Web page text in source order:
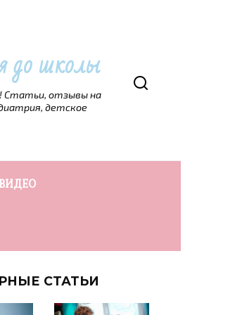
до школы
Статьи, отзывы на
детское
ВИДЕО
СТАТЬИ